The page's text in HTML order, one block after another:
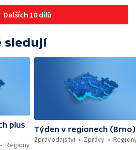
týmy v první fotbalové lize —
rekonstrukce bývalé věznice —
seriál pro děti
Dalších 10 dílů
sledují
plus
Regiony
Týden v regionech (Brno)
Zpravodajství
Zprávy